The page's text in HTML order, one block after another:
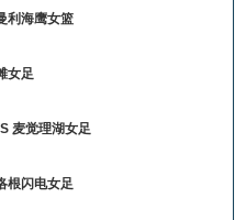
利海鹰女篮
女足
麦觉理湖女足
根闪电女足